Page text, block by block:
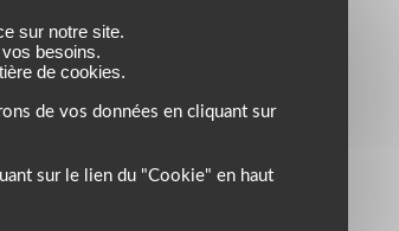
sur notre site.
besoins.
de cookies.
de vos données en cliquant sur
sur le lien du "Cookie" en haut